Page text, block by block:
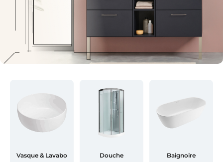
Vasque & Lavabo Douche Baignoire